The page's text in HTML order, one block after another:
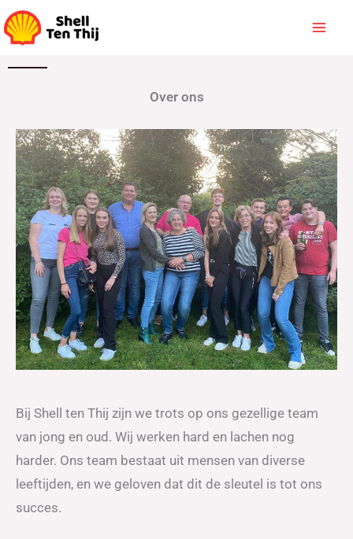
Ga
naar
Over ons
Bij Shell ten Thij zijn we trots op ons gezellige team
van jong en oud. Wij werken hard en lachen nog
harder. Ons team bestaat uit mensen van diverse
leeftijden, en we geloven dat dit de sleutel is tot ons
succes.